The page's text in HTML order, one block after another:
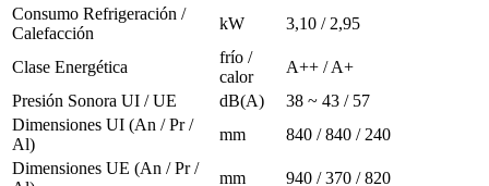
Consumo Refrigeración /
Calefacción
kW 3,10 / 2,95
Clase Energética
frío /
calor
A++ / A+
Presión Sonora UI / UE
dB(A)
38 ~ 43 / 57
Dimensiones UI (An / Pr /
Al)
mm
840 / 840 / 240
Dimensiones UE (An / Pr /
mm
940 / 370 / 820